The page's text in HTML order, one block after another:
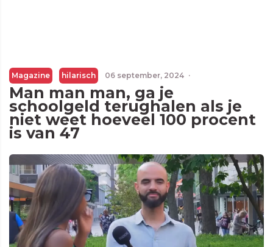
Magazine hilarisch 06 september, 2024 ·
Man man man, ga je
schoolgeld terughalen als je
niet weet hoeveel 100 procent
is van 47